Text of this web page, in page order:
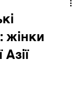
жінки